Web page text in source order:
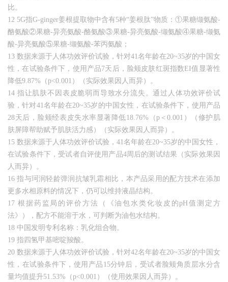
比。
12 5G指G-ginger姜根提取物中含有5种“姜根肽”物质：①果糖缬氨酸-
酪氨酸②果糖-异亮氨酸-酪氨酸③果糖-异亮氨酸-缬氨酸④果糖-缬氨
酸-异亮氨酸⑤果糖-缬氨酸-苯丙氨酸；
13 数据来源于人体功效评价试验，针对41名年龄在20~35岁的中国女
性，在试验条件下，使用产品7天后，脸颊皮肤红斑指数EI值显著性
降低9.87%（p<0.001）（实际效果因人而异）。
14 指让肌肤不因表皮脆弱而导致水分流失。通过人体功效评价试
验，针对41名年龄在20~35岁的中国女性，在试验条件下，使用产品
28天后，脸颊经表皮失水率显著降低18.76%（p＜0.001）（修护肌
肤屏障帮助赋予肌肤活力感）（实际效果因人而异）。
15 数据来源于人体功效评价试验，41名年龄在20~35岁的中国女性，
在试验条件下，受试者自评使用产品4周后的测试结果（实际效果因
人而异）。
16 指与珂润轻龄弹润抗皱乳霜相比，本产品采用的配方技术在添加
更多水相原料的情况下，仍可以维持液晶结构。
17 根据药监局的评价方法（《油包水类化妆皮的pH值测定方
法》），配方不能溶于水，可判断为油包水结构。
18 中国发明专利名称：乳化组合物。
19 指四氢甲基嘧啶羧酸。
20 数据来源于人体功效评价试验，针对42名年龄在20~35岁的中国女
性，在试验条件下，使用产品15分钟后，受试者脸颊角质层水分含
量均值提升51.53%（p<0.001）（使用效果因人而异）。